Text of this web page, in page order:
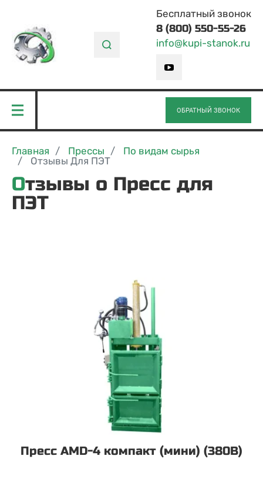
Бесплатный звонок
8 (800) 550-55-26
info@kupi-stanok.ru
ОБРАТНЫЙ ЗВОНОК
Главная Прессы
По видам сырья
Отзывы Для ПЭТ
Отзывы о Пресс для
ПЭТ
Пресс AMD-4 компакт (мини) (380В)